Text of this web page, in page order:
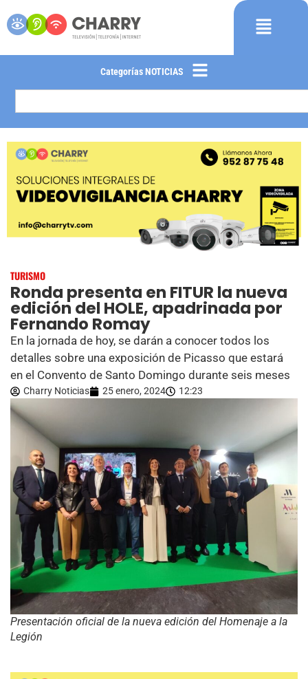
Categorías NOTICIAS
TURISMO
Ronda presenta en FITUR la nueva
edición del HOLE, apadrinada por
Fernando Romay
En la jornada de hoy, se darán a conocer todos los
detalles sobre una exposición de Picasso que estará
en el Convento de Santo Domingo durante seis meses
Charry Noticias 25 enero, 2024 12:23
Presentación oficial de la nueva edición del Homenaje a la
Legión